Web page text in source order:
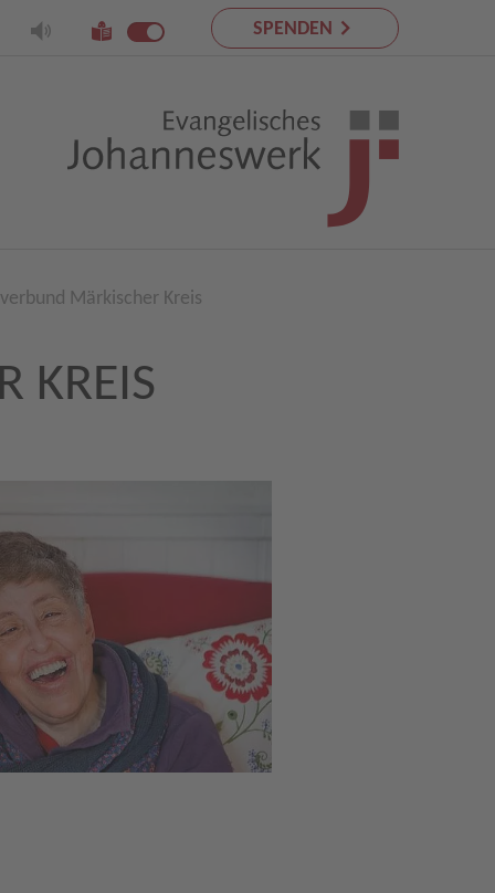
SPENDEN
Märkischer Kreis
KREIS